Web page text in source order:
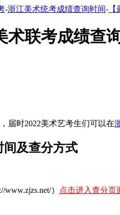
-浙江美术统考成绩查询时间-
术联考成绩查
届时2022美术艺考生们可以在
间及查分方式
） 点击进入查分页